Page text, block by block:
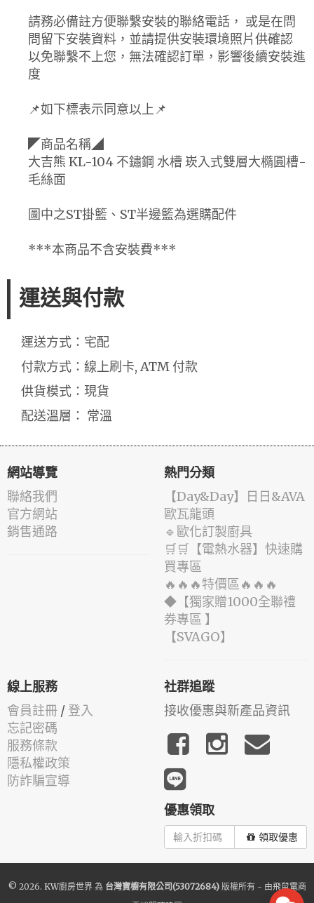
請務必備註方便聯繫安裝的聯絡電話， 或是在問
問留下安裝資料，並請提供安裝環境照片供確認
以免聯繫不上您，無法確認訂單，影響後續安裝進
度
📌如下標表示同意以上📌
◤商品名稱◢
大吉熊 KL-104 不鏽鋼 水槽 崁入式雙層大橢圓槽-
毛絲面
圖中之ST掛籃、ST半邊籃為選購配件
***本商品不含安裝費***
運送與付款
運送方式：宅配
付款方式：線上刷卡, ATM 付款
供貨模式：現貨
配送溫層： 常溫
網站導覽
聯絡我們
官方網站
銷售通路
熱門分類
️【Day&Day】️日日&AVA
歐瓦龍頭
🔹歐化訂製廚具
🛒🛒【電熱水器】快速購
買專區
🔥🔥🔥特價區🔥🔥🔥
◆【獨家贈1000全聯禮
券專區 】
️【SVAGO】️
線上服務
會員註冊 / 登入
忘記密碼
服務條款
隱私權政策
防詐騙宣導
社群追蹤
接收優惠與新產品資訊
優惠領取
領取優惠
© 2026. KW廚房世界為 台灣寶櫥有限公司(53072684)版權所有 - 由飛鼠電商